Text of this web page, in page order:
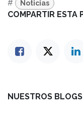
#
Noticias
COMPARTIR ESTA
NUESTROS BLOGS